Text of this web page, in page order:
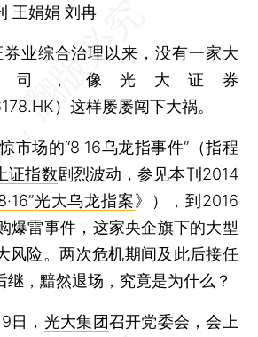
王娟娟 刘冉
综合治理以来，没有一家大
司，像光大证券
）这样屡屡闯下大祸。
场的“8·16乌龙指事件”（指程
上证指数剧烈波动，参见本刊2014
光大乌龙指案》），到2016
爆雷事件，这家央企旗下的大型
风险。两次危机期间及此后接任
继，黯然退场，究竟是为什么？
， 光大集团召开党委会，会上